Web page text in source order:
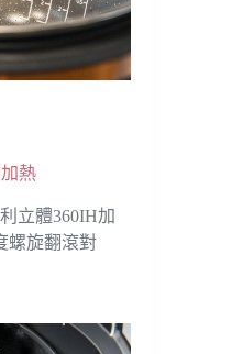
熱
立體360IH加
螺旋翻滾對